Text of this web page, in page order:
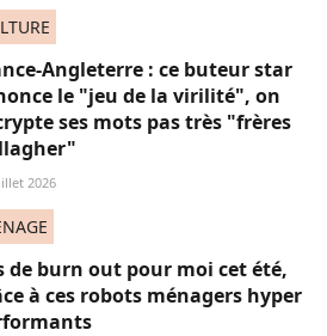
Angleterre : ce buteur star
le "jeu de la virilité", on
ses mots pas très "frères
2026
de burn out pour moi cet été,
à ces robots ménagers hyper